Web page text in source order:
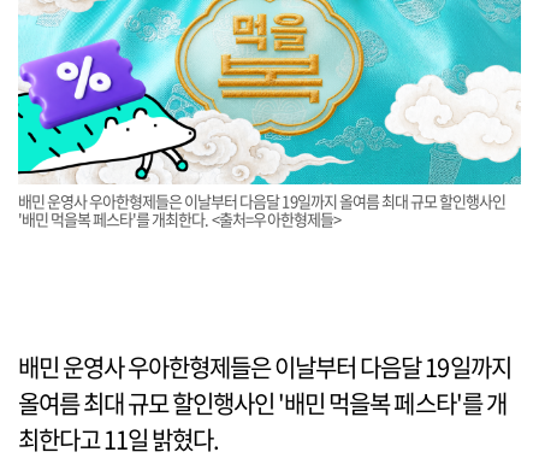
배민 운영사 우아한형제들은 이날부터 다음달 19일까지 올여름 최대 규모 할인행사인
'배민 먹을복 페스타'를 개최한다. <출처=우아한형제들>
배민 운영사 우아한형제들은 이날부터 다음달 19일까지
올여름 최대 규모 할인행사인 '배민 먹을복 페스타'를 개
최한다고 11일 밝혔다.